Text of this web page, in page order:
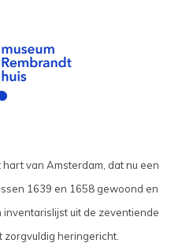
van Amsterdam, dat nu een
1639 en 1658 gewoond en
uit de zeventiende
zorgvuldig heringericht.